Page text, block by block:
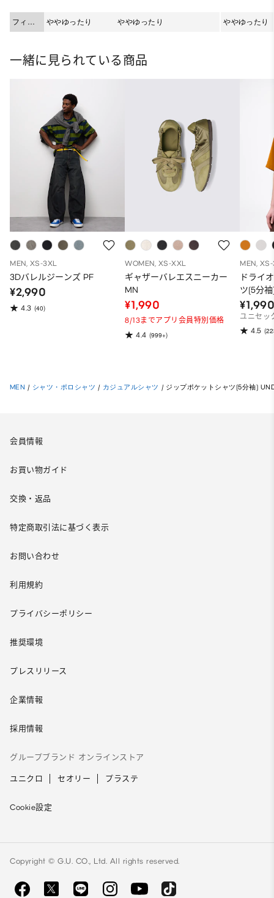
フィッ
ト
ややゆったり ややゆったり ややゆったり
一緒に見られている商品
MEN, XS-3XL
3Dバレルジーンズ PF
¥2,990
4.3 (40)
WOMEN, XS-XXL
ギャザーバレエスニーカー
MN
¥1,990
8/13までアプリ会員特別価格
4.4 (999+)
MEN,
ドライ
ツ(5分
ユニセッ
4.5
MEN / シャツ・ポロシャツ / カジュアルシャツ / ジップポケットシャツ(5分袖)
会員情報
お買い物ガイド
交換・返品
特定商取引法に基づく表示
お問い合わせ
利用規約
プライバシーポリシー
推奨環境
プレスリリース
企業情報
採用情報
グループブランド オンラインストア
ユニクロ セオリー プラステ
Cookie設定
Copyright © G.U. CO., Ltd. All rights reserved.